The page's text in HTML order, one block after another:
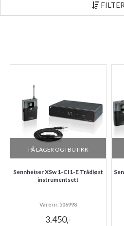
FILTER
PÅ LAGER OG I BUTIKK
Sennheiser XSw 1-CI1-E Trådløst
instrumentsett
Vare nr. 506998
3.450,-